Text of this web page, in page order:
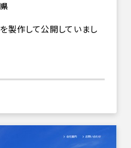
製作して公開していまし